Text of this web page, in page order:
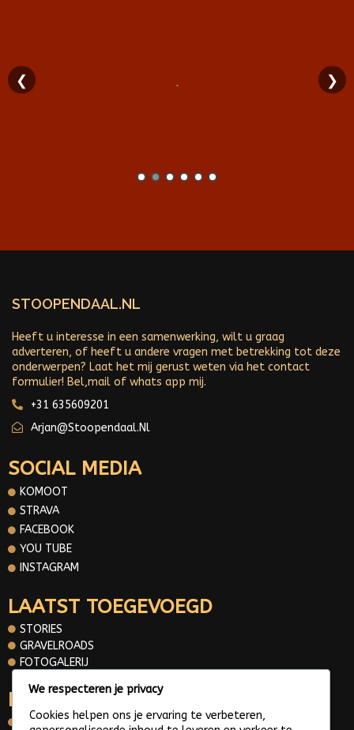
❮ ❯
STOOPENDAAL.NL
Heeft u interesse in een samenwerking, wilt u graag
adverteren, of heeft u andere vragen met betrekking tot deze
onderwerpen? Laat het mij gerust weten via het contact
formulier! Bel,mail of whats app mij.
+31 635609201
Arjan@stoopendaal.nl
SOCIAL MEDIA
KOMOOT
STRAVA
FACEBOOK
YOU TUBE
INSTAGRAM
LAATST TOEGEVOEGD
STORIES
GRAVELROADS
FOTOGALERIJ
INFORMATIE
OVER MIJ
We respecteren je privacy
Cookies helpen ons je ervaring te verbeteren,